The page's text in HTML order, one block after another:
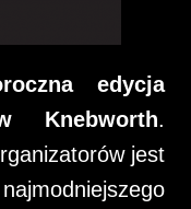
edycja
Knebworth.
jest